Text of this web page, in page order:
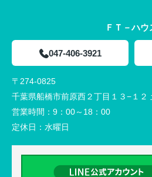
ＦＴ－ハウ
047-406-3921
〒274-0825
千葉県船橋市前原西２丁目１３−１２
営業時間： 9：00～18：00
定休日： 水曜日